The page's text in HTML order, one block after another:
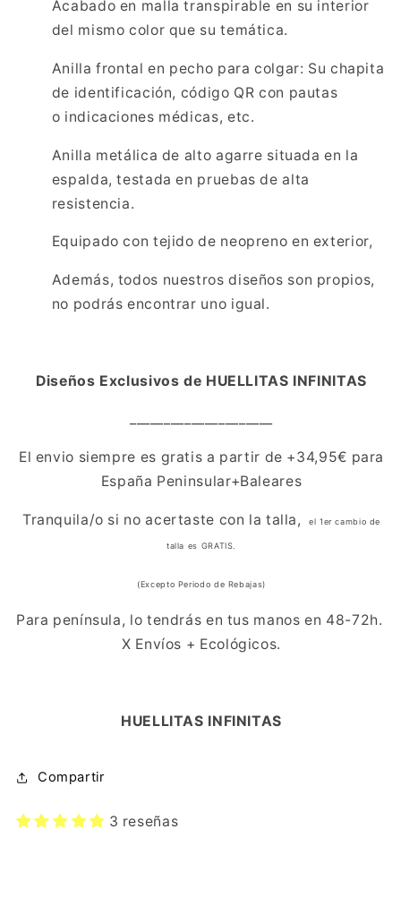
Acabado en malla transpirable en su interior
del mismo color que su temática.
Anilla frontal en pecho para colgar: Su chapita
de identificación, código QR con pautas
o indicaciones médicas, etc.
Anilla metálica de alto agarre situada en la
espalda, testada en pruebas de alta
resistencia.
Equipado con tejido de neopreno en exterior,
Además, todos nuestros diseños son propios,
no podrás encontrar uno igual.
Diseños Exclusivos de HUELLITAS INFINITAS
El envio siempre es gratis a partir de +34,95€ para
España Peninsular+Baleares
Tranquila/o si no acertaste con la talla, el 1er cambio de
talla es GRATIS.
(Excepto Periodo de Rebajas)
Para península, lo tendrás en tus manos en 48-72h.
X Envíos + Ecológicos.
HUELLITAS INFINITAS
Compartir
3 reseñas